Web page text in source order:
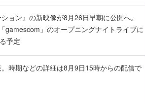
ョン』の新映像が8月26日早朝に公開へ。
gamescom」のオープニングナイトライブに
予定
時期などの詳細は8月9日15時からの配信で